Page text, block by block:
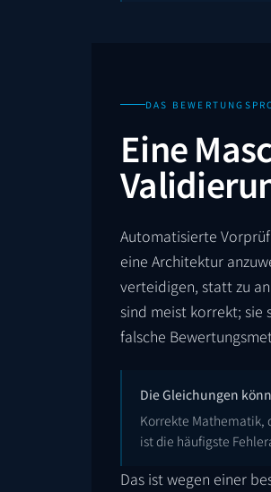
DAS
Eine
Automatisierte
eine Architektur
verteidigen, statt zu
sind meist korrekt; sie
falsche
Die Gleichungen
Korrekte Mathematik,
ist die häufigste
Das ist wegen einer